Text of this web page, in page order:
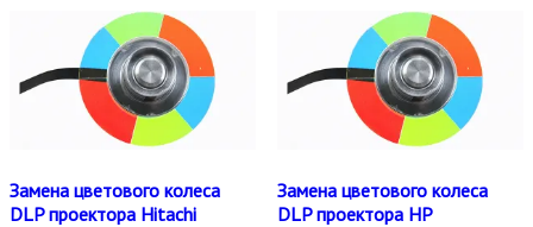
Замена цветового колеса
DLP проектора Hitachi
Замена цветового колеса
DLP проектора HP